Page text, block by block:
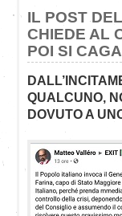
IL POST
CHIEDE AL
POI SI
QUALCUNO,
DOVUTO A